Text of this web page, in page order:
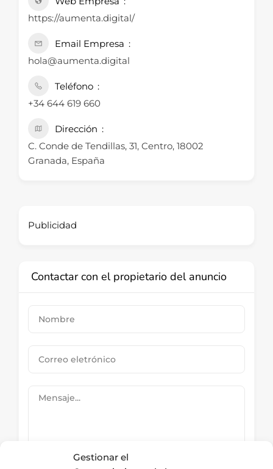
Gestionar el
https://aumenta.digital/
Email Empresa
hola@aumenta.digital
Teléfono
+34 644 619 660
Dirección
C. Conde de Tendillas, 31, Centro, 18002
Granada, España
Publicidad
Contactar con el propietario del anuncio